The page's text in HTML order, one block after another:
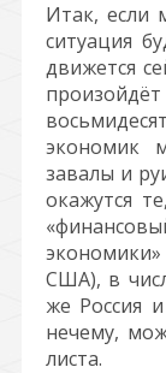
Итак, если
ситуация
движется
экономик
завалы и
окажутся
США), в
же Россия
нечему,
листа.